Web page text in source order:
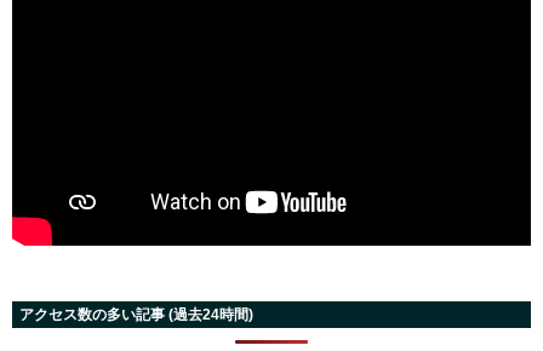
アクセス数の多い記事 (過去24時間)